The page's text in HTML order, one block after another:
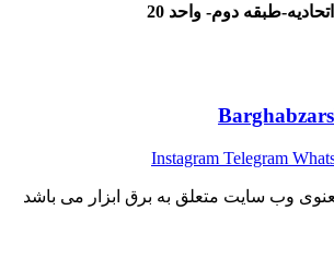
طبقه دوم- واحد 20
Instagram Telegram
وب سایت متعلق به برق ابزار می باشد